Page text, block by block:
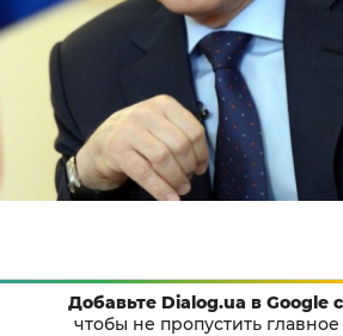
Добавьте Dialog.ua в Google
чтобы не пропустить главное